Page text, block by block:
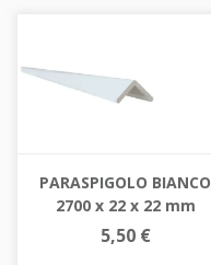
PARASPIGOLO BIANCO
2700 x 22 x 22 mm
5,50 €